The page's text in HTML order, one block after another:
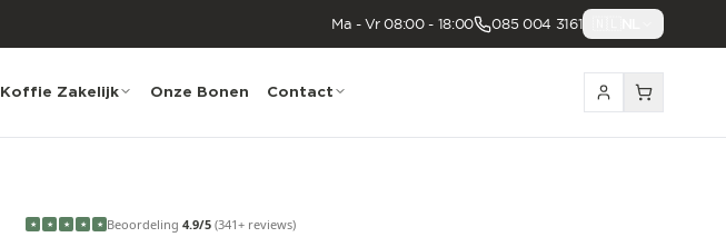
Ma - Vr 08:00 - 18:00 085 004 3161
Koffie Zakelijk Onze Bonen Contact
★ ★ ★ ★ ★ Beoordeling 4.9/5 (341+ reviews)